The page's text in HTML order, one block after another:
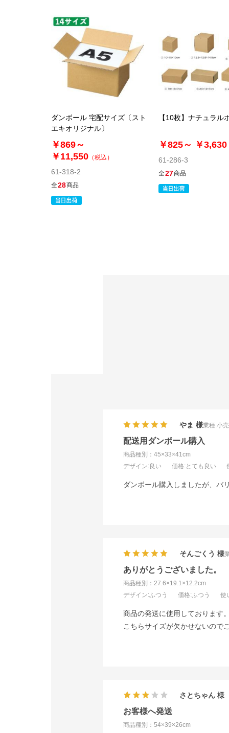
ダンボール 宅配サイズ〔スト
エキオリジナル〕
￥869～
￥11,550 （税込）
61-318-2
全28商品
【10枚】ナチュラル
￥825～ ￥3,630
61-286-3
全27商品
配送用ダンボール購入
商品種別：45×33×41cm
デザイン:良い 価格:とても良い
やま 業種:小
ダンボール購入しましたが、バ
ありがとうございました。
商品種別：27.6×19.1×12.2cm
デザイン:ふつう 価格:ふつう 使
そんごくう
商品の発送に使用しております
こちらサイズが欠かせないので
お客様へ発送
商品種別：54×39×26cm
さとちゃん